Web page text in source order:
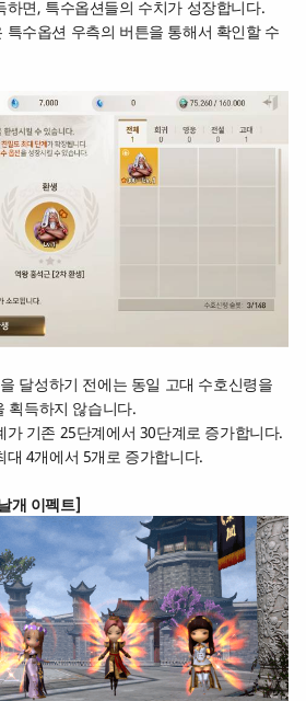
하면, 특수옵션들의 수치가 성장합니다.
수옵션 우측의 버튼을 통해서 확인할 수
달성하기 전에는 동일 고대 수호신령을
획득하지 않습니다.
기존 25단계에서 30단계로 증가합니다.
4개에서 5개로 증가합니다.
개 이펙트]